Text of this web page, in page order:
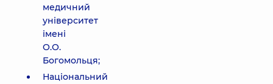
медичний
університет
імені
О.О.
Богомольця;
Національний